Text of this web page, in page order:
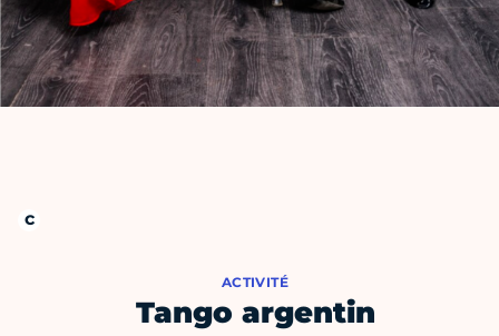
ACTIVITÉ
Tango argentin